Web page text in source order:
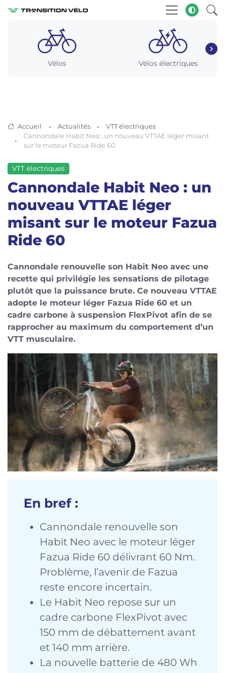
Vélos Vélos électriques
Accueil Actualités
VTT électriques
Cannondale Habit Neo : un nouveau VTTAE léger misant
sur le moteur Fazua Ride 60
VTT électriques
Cannondale Habit Neo : un
nouveau VTTAE léger
misant sur le moteur Fazua
Ride 60
Cannondale renouvelle son Habit Neo avec une
recette qui privilégie les sensations de pilotage
plutôt que la puissance brute. Ce nouveau VTTAE
adopte le moteur léger Fazua Ride 60 et un
cadre carbone à suspension FlexPivot afin de se
rapprocher au maximum du comportement d’un
VTT musculaire.
En bref :
Cannondale renouvelle son
Habit Neo avec le moteur léger
Fazua Ride 60 délivrant 60 Nm.
Problème, l’avenir de Fazua
reste encore incertain.
Le Habit Neo repose sur un
cadre carbone FlexPivot avec
150 mm de débattement avant
et 140 mm arrière.
La nouvelle batterie de 480 Wh